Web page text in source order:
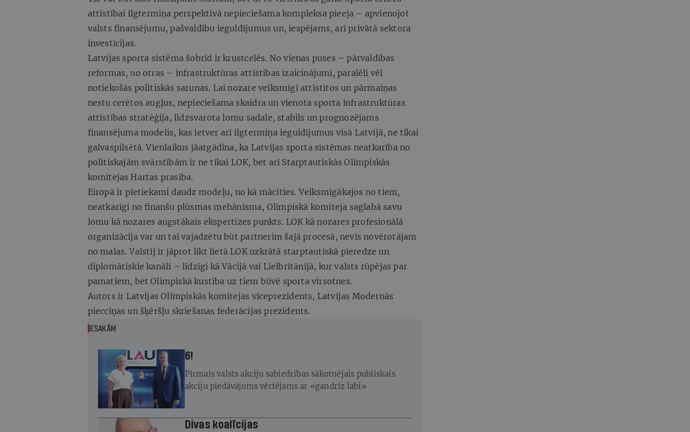
attīstībai ilgtermiņa perspektīvā nepieciešama kompleksa pieeja – apvienojot
valsts finansējumu, pašvaldību ieguldījumus un, iespējams, arī privātā sektora
investīcijas.
Latvijas sporta sistēma šobrīd ir krustcelēs. No vienas puses – pārvaldības
reformas, no otras – infrastruktūras attīstības izaicinājumi, paralēli vēl
notiekošās politiskās sarunas. Lai nozare veiksmīgi attīstītos un pārmaiņas
nestu cerētos augļus, nepieciešama skaidra un vienota sporta infrastruktūras
attīstības stratēģija, līdzsvarota lomu sadale, stabils un prognozējams
finansējuma modelis, kas ietver arī ilgtermiņa ieguldījumus visā Latvijā, ne tikai
galvaspilsētā. Vienlaikus jāatgādina, ka Latvijas sporta sistēmas neatkarība no
politiskajām svārstībām ir ne tikai LOK, bet arī Starptautiskās Olimpiskās
komitejas Hartas prasība.
Eiropā ir pietiekami daudz modeļu, no kā mācīties. Veiksmīgākajos no tiem,
neatkarīgi no finanšu plūsmas mehānisma, Olimpiskā komiteja saglabā savu
lomu kā nozares augstākais ekspertīzes punkts. LOK kā nozares profesionālā
organizācija var un tai vajadzētu būt partnerim šajā procesā, nevis novērotājam
no malas. Valstij ir jāprot likt lietā LOK uzkrātā starptautiskā pieredze un
diplomātiskie kanāli – līdzīgi kā Vācijā vai Lielbritānijā, kur valsts rūpējas par
pamatiem, bet Olimpiskā kustība uz tiem būvē sporta virsotnes.
Autors ir Latvijas Olimpiskās komitejas viceprezidents, Latvijas Modernās
pieccīņas un šķēršļu skriešanas federācijas prezidents.
IESAKĀM
6!
Pirmais valsts akciju sabiedrības sākotnējais publiskais
akciju piedāvājums vērtējams ar «gandrīz labi»
Divas koalīcijas